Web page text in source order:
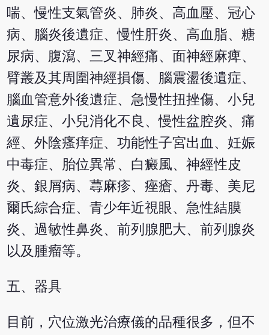
喘、慢性支氣管炎、肺炎、高血壓、冠心
病、腦炎後遺症、慢性肝炎、高血脂、糖
尿病、腹瀉、三叉神經痛、面神經麻痺、
臂叢及其周圍神經損傷、腦震盪後遺症、
腦血管意外後遺症、急慢性扭挫傷、小兒
遺尿症、小兒消化不良、慢性盆腔炎、痛
經、外陰瘙痒症、功能性子宮出血、妊娠
中毒症、胎位異常、白癜風、神經性皮
炎、銀屑病、蕁麻疹、痤瘡、丹毒、美尼
爾氏綜合症、青少年近視眼、急性結膜
炎、過敏性鼻炎、前列腺肥大、前列腺炎
以及腫瘤等。
五、器具
目前，穴位激光治療儀的品種很多，但不